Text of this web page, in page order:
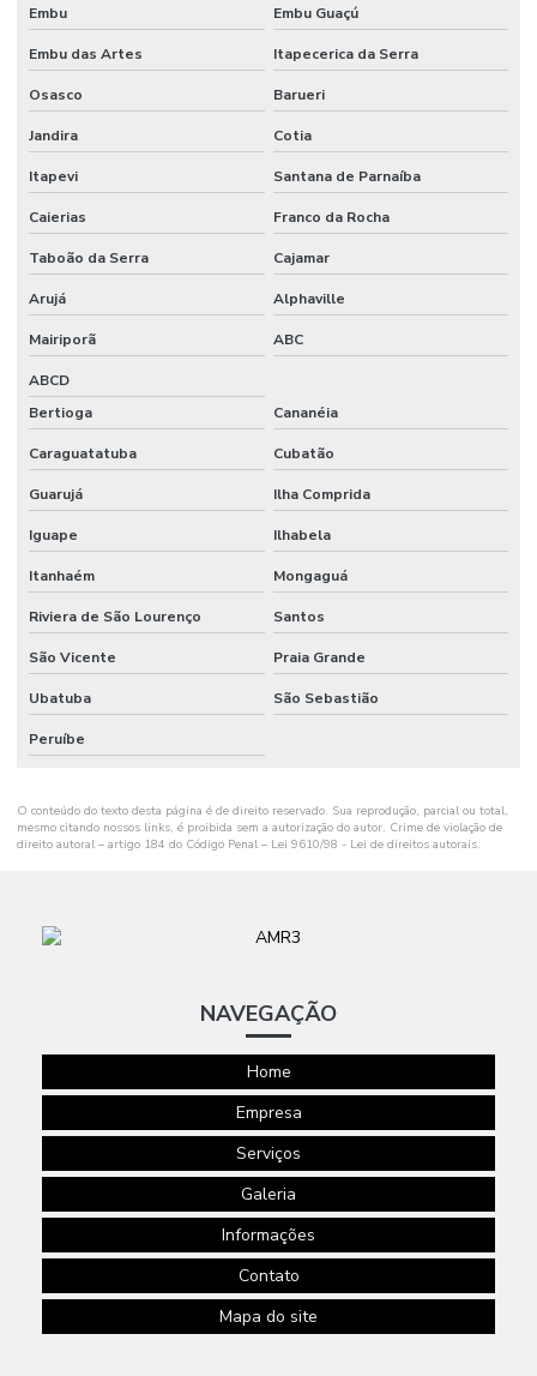
SERVIÇO DE
PORTARIA
TERCEIRIZADO
SERVIÇO DE
PROTEÇÃO
PESSOAL
SERVIÇO DE
SEGURANÇA
PARA
EMPRESAS
SERVIÇO DE
SEGURANÇA
PARA
EVENTOS
SERVIÇO DE
SEGURANÇA
PARA FESTAS
SERVIÇO DE
PATRIMONIAL
SERVIÇO DE
PESSOAL
SEGURANÇA
SERVIÇO DE
SEGURANÇA
SERVIÇO DE
VIGILANTE
PARA
PARA FESTAS
MONITORAMENTO
Embu Embu Guaçú
Embu das Artes Itapecerica da Serra
Osasco Barueri
Jandira Cotia
Itapevi Santana de Parnaíba
Caierias Franco da Rocha
Taboão da Serra Cajamar
Arujá Alphaville
Mairiporã ABC
ABCD
Bertioga
Cananéia
Caraguatatuba Cubatão
Guarujá Ilha Comprida
Iguape Ilhabela
Itanhaém Mongaguá
Riviera de São Lourenço Santos
São Vicente Praia Grande
Ubatuba São Sebastião
Peruíbe
O conteúdo do texto desta página é de direito reservado. Sua reprodução, parcial ou total,
mesmo citando nossos links, é proibida sem a autorização do autor. Crime de violação de
direito autoral – artigo 184 do Código Penal – Lei 9610/98 - Lei de direitos autorais.
NAVEGAÇÃO
Home
Empresa
Serviços
Galeria
Informações
Contato
Mapa do site